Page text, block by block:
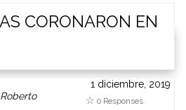
CORONARON EN
1 diciembre, 2019
0 Responses